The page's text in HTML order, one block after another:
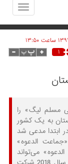
Toggle
۱
مسلم لیگ» را
به یک کشور
ابتدا مدعی شد
الدعوه»
«جماعت الدعوه» می‌تواند